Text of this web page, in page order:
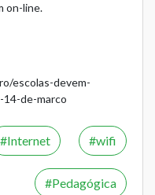
on-line.
escolas-devem-
de-marco
Internet wifi
Pedagógica